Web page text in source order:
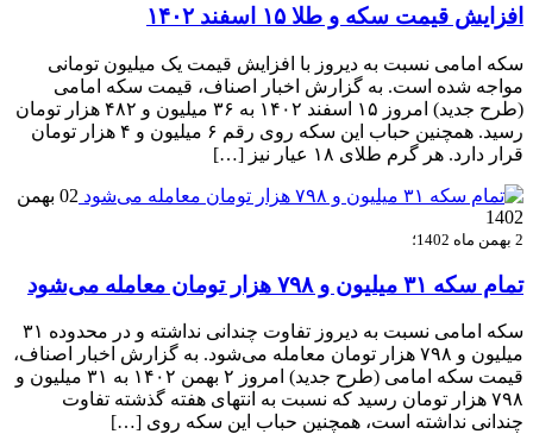
افزایش قیمت سکه و طلا ۱۵ اسفند ۱۴۰۲
سکه امامی نسبت به دیروز با افزایش قیمت یک میلیون تومانی
مواجه شده است. به گزارش اخبار اصناف، قیمت سکه امامی
(طرح جدید) امروز ۱۵ اسفند ۱۴۰۲ به ۳۶ میلیون و ۴۸۲ هزار تومان
رسید. همچنین حباب این سکه روی رقم ۶ میلیون و ۴ هزار تومان
قرار دارد. هر گرم طلای ۱۸ عیار نیز […]
02 بهمن
1402
2 بهمن ماه 1402؛
تمام سکه ۳۱ میلیون و ۷۹۸ هزار تومان معامله می‌شود
سکه امامی نسبت به دیروز تفاوت چندانی نداشته و در محدوده ۳۱
میلیون و ۷۹۸ هزار تومان معامله می‌شود. به گزارش اخبار اصناف،
قیمت سکه امامی (طرح جدید) امروز ۲ بهمن ۱۴۰۲ به ۳۱ میلیون و
۷۹۸ هزار تومان رسید که نسبت به انتهای هفته گذشته تفاوت
چندانی نداشته است، همچنین حباب این سکه روی […]